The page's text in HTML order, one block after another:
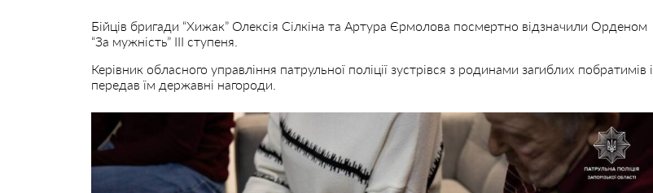
Бійців бригади “Хижак” Олексія Сілкіна та Артура Єрмолова посмертно відзначили Орденом
“За мужність” ІІІ ступеня.
Керівник обласного управління патрульної поліції зустрівся з родинами загиблих побратимів і
передав їм державні нагороди.